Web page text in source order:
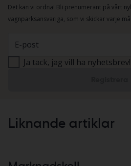
Det kan vi ordna! Bli prenumerant på vårt
vagnparksansvariga, som vi skickar varje
E-post
Ja tack, jag vill ha nyhetsbrev!
Liknande artiklar